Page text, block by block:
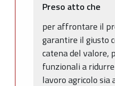
Preso atto che
per affrontare il
garantire il giusto
catena del valore,
funzionali a
lavoro agricolo